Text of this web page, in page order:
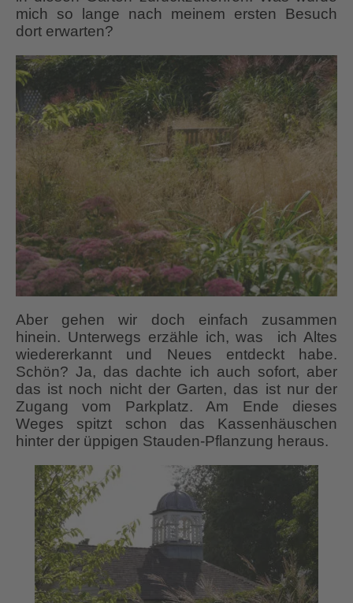
mich so lange nach meinem ersten Besuch
dort erwarten?
Aber gehen wir doch einfach zusammen
hinein. Unterwegs erzähle ich, was ich Altes
wiedererkannt und Neues entdeckt habe.
Schön? Ja, das dachte ich auch sofort, aber
das ist noch nicht der Garten, das ist nur der
Zugang vom Parkplatz. Am Ende dieses
Weges spitzt schon das Kassenhäuschen
hinter der üppigen Stauden-Pflanzung heraus.